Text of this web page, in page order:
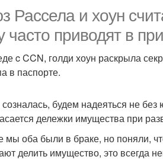
Рассела и хоун
часто приводят в
c CCN, голди хоун раскрыла
в паспорте.
будем надеяться не
дележки имущества при
мы оба были в браке, но поняли,
делить имущество, это всегда